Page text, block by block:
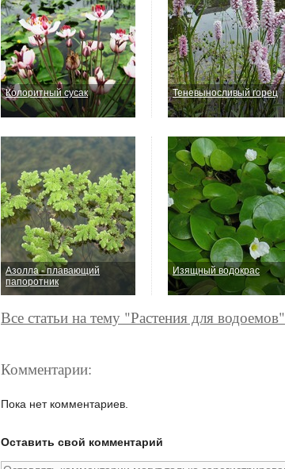
Колоритный сусак Теневыносливый горец
Азолла - плавающий
папоротник
Изящный водокрас
Все статьи на тему "Растения для водоемов"
Комментарии:
Пока нет комментариев.
Оставить свой комментарий